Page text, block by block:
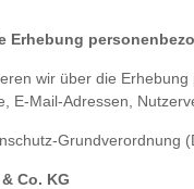
Erhebung
wir über die
E-Mail-Adressen,
Grundverordnung
Co. KG